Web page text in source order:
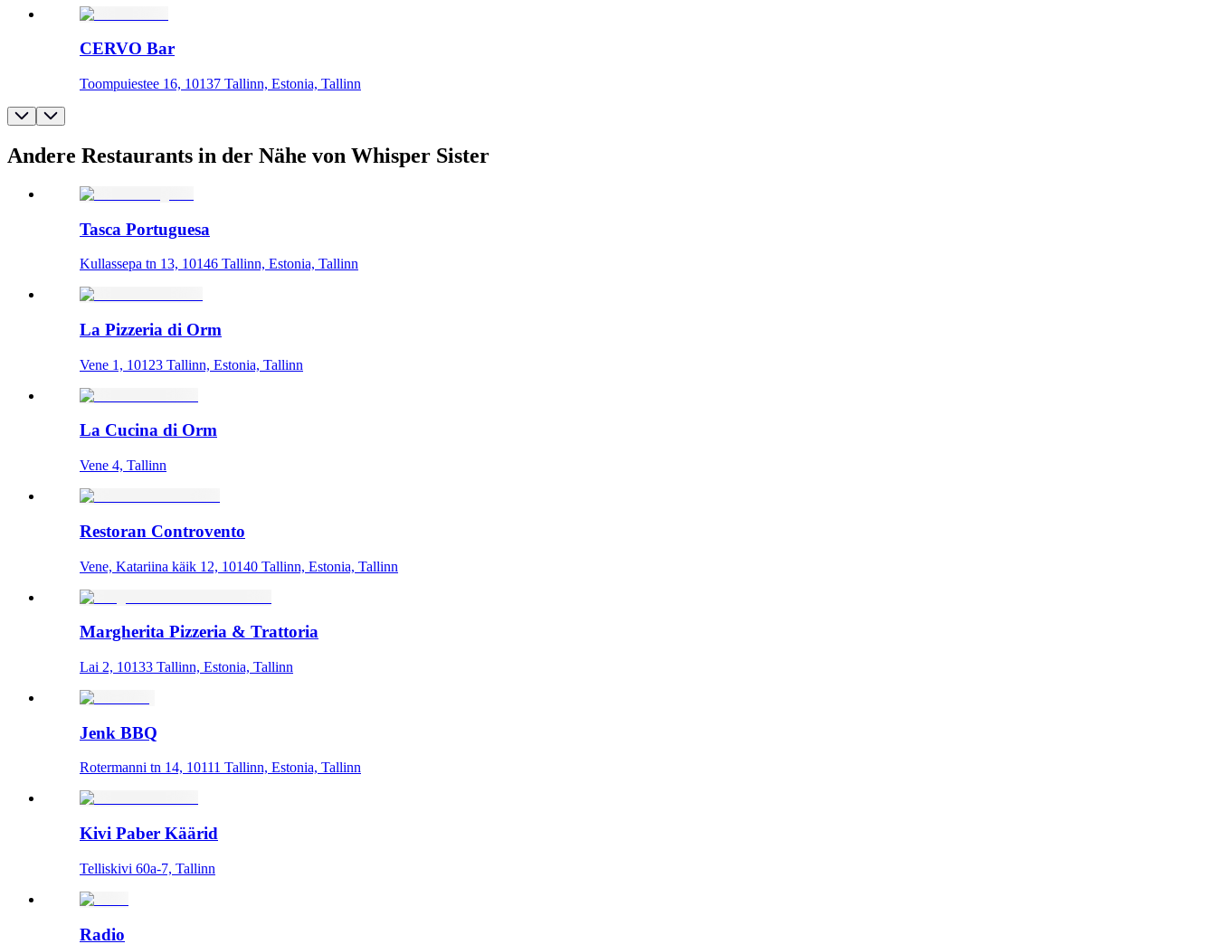
CERVO Bar
Toompuiestee 16, 10137 Tallinn, Estonia, Tallinn
Andere Restaurants in der Nähe von Whisper Sister
Tasca Portuguesa
Kullassepa tn 13, 10146 Tallinn, Estonia, Tallinn
La Pizzeria di Orm
Vene 1, 10123 Tallinn, Estonia, Tallinn
La Cucina di Orm
Vene 4, Tallinn
Restoran Controvento
Vene, Katariina käik 12, 10140 Tallinn, Estonia, Tallinn
Margherita Pizzeria & Trattoria
Lai 2, 10133 Tallinn, Estonia, Tallinn
Jenk BBQ
Rotermanni tn 14, 10111 Tallinn, Estonia, Tallinn
Kivi Paber Käärid
Telliskivi 60a-7, Tallinn
Radio